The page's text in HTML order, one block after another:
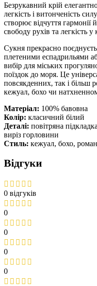
Безрукавний крій
легкість і витонченість
створює відчуття гармонії
свободу рухів та легкість
Сукня прекрасно
плетеними еспадрильями
вибір для міських
поїздок до моря. Це
повсякденних, так і більш
кежуал, бохо чи
Матеріал: 100% бавовна
Колір: класичний білий
Деталі: повітряна
виріз горловини
Стиль: кежуал, бохо,
Відгуки
0 відгуків
0
0
0
0